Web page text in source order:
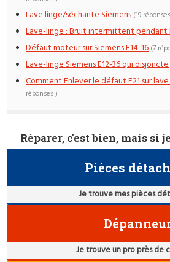
Lave linge/séchante Siemens (19
Lave-linge : Bruit intermittent
Défaut moteur sur Siemens E14-16 (7
Lave-linge Siemens E12-36 qui disjoncte
Comment Enlever le défaut E21 sur
réponses )
Réparer, c'est bien, mais si
Pièces
Je trouve mes pièces
Je trouve un pro près de